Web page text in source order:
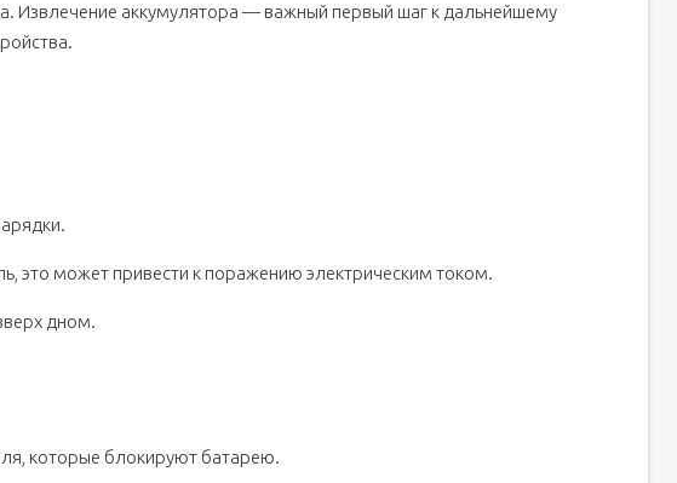
Извлечение аккумулятора — важный первый шаг к дальнейшему
это может привести к поражению электрическим током.
дном.
которые блокируют батарею.